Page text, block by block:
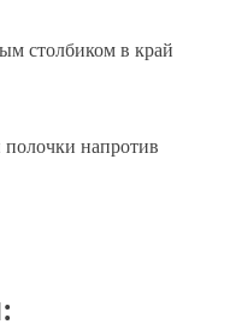
столбиком в край
напротив